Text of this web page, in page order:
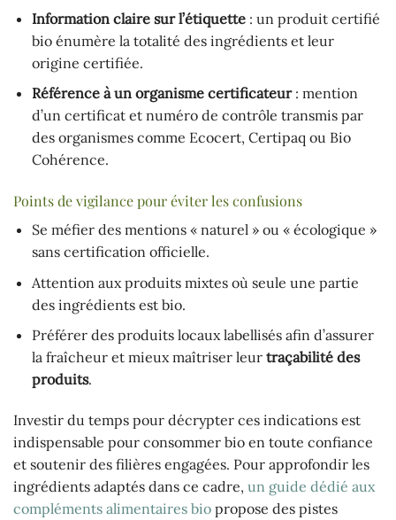
Information claire sur l’étiquette: un produit certifié
bio énumère la totalité des ingrédients et leur
origine certifiée.
Référence à un organisme certificateur: mention
d’un certificat et numéro de contrôle transmis par
des organismes comme Ecocert, Certipaq ou Bio
Cohérence.
Points de vigilance pour éviter les confusions
Se méfier des mentions « naturel » ou « écologique »
sans certification officielle.
Attention aux produits mixtes où seule une partie
des ingrédients est bio.
Préférer des produits locaux labellisés afin d’assurer
la fraîcheur et mieux maîtriser leur traçabilité des
produits.
Investir du temps pour décrypter ces indications est
indispensable pour consommer bio en toute confiance
et soutenir des filières engagées. Pour approfondir les
ingrédients adaptés dans ce cadre, un guide dédié aux
compléments alimentaires bio propose des pistes